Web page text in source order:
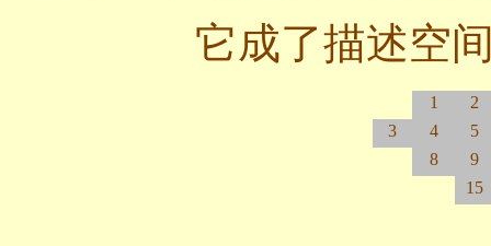
它成了描述空
1
2
3
4
5
8
9
15